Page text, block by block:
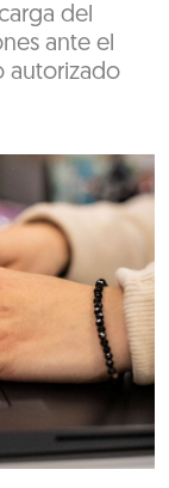
del
ante el
autorizado